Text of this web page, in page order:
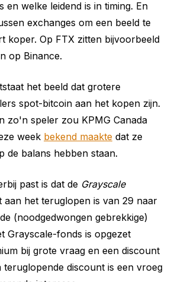
en welke leidend is in timing. En
exchanges om een beeld te
koper. Op FTX zitten bijvoorbeeld
op Binance.
het beeld dat grotere
spot-bitcoin aan het kopen zijn.
zo'n speler zou KPMG Canada
week bekend maakte dat ze
de balans hebben staan.
past is dat de Grayscale
het teruglopen is van 29 naar
(noodgedwongen gebrekkige)
Grayscale-fonds is opgezet
bij grote vraag en een discount
teruglopende discount is een vroeg